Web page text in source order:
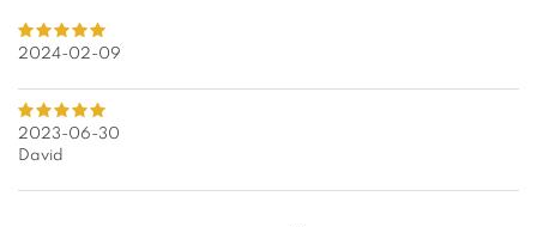
2024-02-09
2023-06-30
David